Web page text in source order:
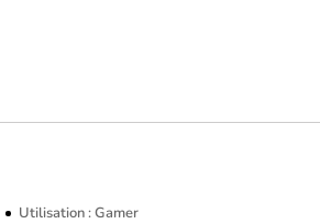
Utilisation : Gamer